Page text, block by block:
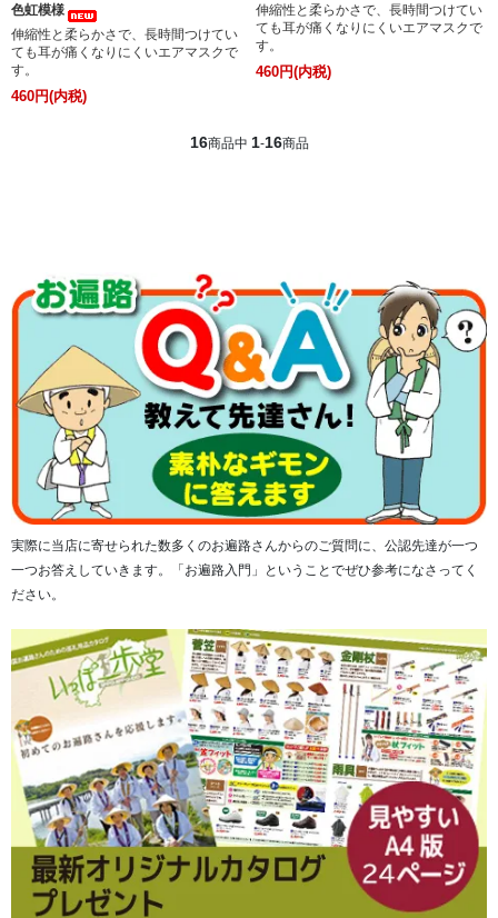
色虹模様
伸縮性と柔らかさで、長時間つけてい
ても耳が痛くなりにくいエアマスクで
す。
460円(内税)
伸縮性と柔らかさで、長時間つけてい
ても耳が痛くなりにくいエアマスクで
す。
460円(内税)
16商品中 1-16商品
実際に当店に寄せられた数多くのお遍路さんからのご質問に、公認先達が一つ
一つお答えしていきます。「お遍路入門」ということでぜひ参考になさってく
ださい。